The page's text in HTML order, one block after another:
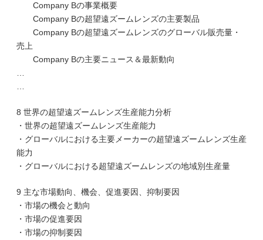
Company Bの事業概要
Company Bの超望遠ズームレンズの主要製品
Company Bの超望遠ズームレンズのグローバル販売量・
売上
Company Bの主要ニュース＆最新動向
8 世界の超望遠ズームレンズ生産能力分析
・世界の超望遠ズームレンズ生産能力
・グローバルにおける主要メーカーの超望遠ズームレンズ生産
能力
・グローバルにおける超望遠ズームレンズの地域別生産量
9 主な市場動向、機会、促進要因、抑制要因
・市場の機会と動向
・市場の促進要因
・市場の抑制要因